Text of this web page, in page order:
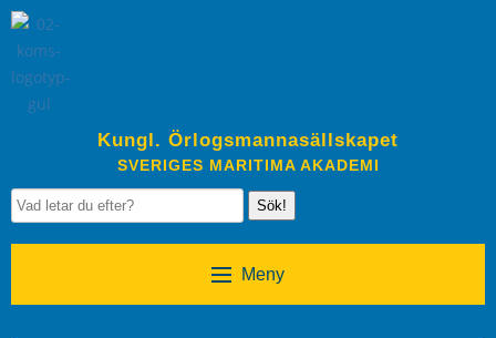
Kungl. Örlogsmannasällskapet
SVERIGES MARITIMA AKADEMI
Sök!
Meny